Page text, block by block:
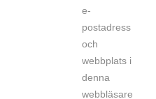
e-
postadress
och
webbplats i
denna
webbläsare